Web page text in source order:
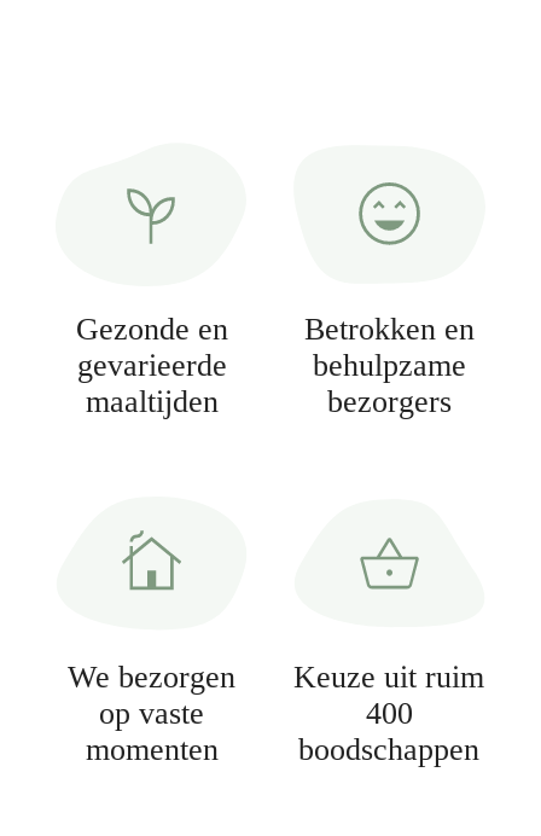
Gezonde en
gevarieerde
maaltijden
Betrokken en
behulpzame
bezorgers
We bezorgen
op vaste
momenten
Keuze uit ruim
400
boodschappen